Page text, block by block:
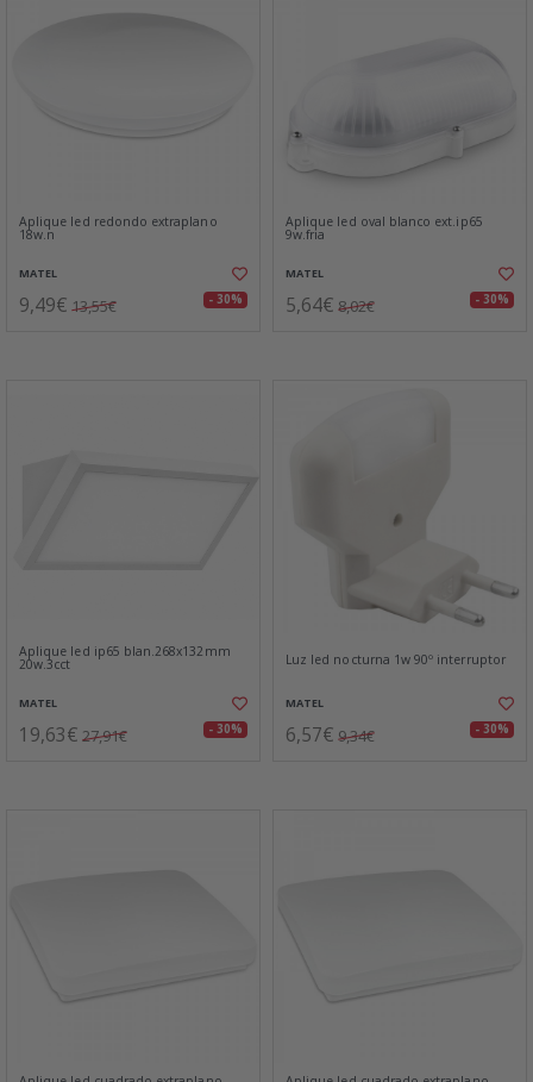
Aplique led redondo extraplano
18w.n
MATEL
9,49€ 13,55€ - 30%
Aplique led oval blanco ext.ip65
9w.fria
MATEL
5,64€ 8,02€ - 30%
Aplique led ip65 blan.268x132mm
20w.3cct
MATEL
19,63€ 27,91€ - 30%
Luz led nocturna 1w 90º interruptor
MATEL
6,57€ 9,34€ - 30%